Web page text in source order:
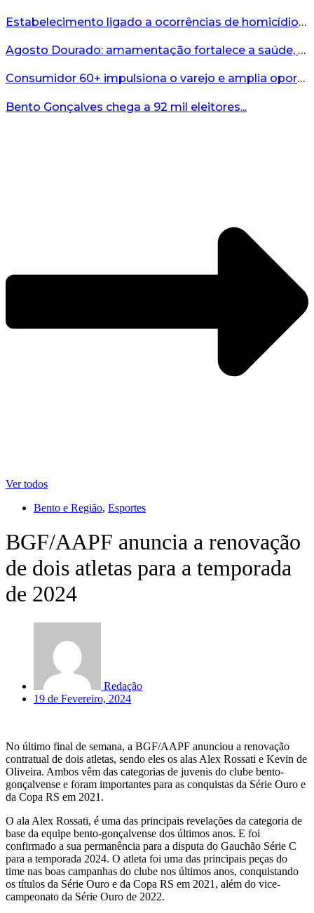
Estabelecimento ligado a ocorrências de homicídio é interditado durante fiscalização em Bento...
Agosto Dourado: amamentação fortalece a saúde, o desenvolvimento e os vínculos...
Consumidor 60+ impulsiona o varejo e amplia oportunidades para o comércio ...
Bento Gonçalves chega a 92 mil eleitores...
Ver todos
Bento e Região, Esportes
BGF/AAPF anuncia a renovação
de dois atletas para a temporada
de 2024
Redação
19 de Fevereiro, 2024
No último final de semana, a BGF/AAPF anunciou a renovação
contratual de dois atletas, sendo eles os alas Alex Rossati e Kevin de
Oliveira. Ambos vêm das categorias de juvenis do clube bento-
gonçalvense e foram importantes para as conquistas da Série Ouro e
da Copa RS em 2021.
O ala Alex Rossati, é uma das principais revelações da categoria de
base da equipe bento-gonçalvense dos últimos anos. E foi
confirmado a sua permanência para a disputa do Gauchão Série C
para a temporada 2024. O atleta foi uma das principais peças do
time nas boas campanhas do clube nos últimos anos, conquistando
os títulos da Série Ouro e da Copa RS em 2021, além do vice-
campeonato da Série Ouro de 2022.